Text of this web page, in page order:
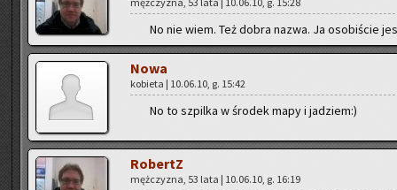
No nie wiem. Też dobra nazwa. Ja oso­bi­ście
Nowa
ko­bie­ta | 10.06.10, g. 15:42
No to szpil­ka w śro­dek mapy i ja­dziem:)
Ro­bertZ
męż­czy­zna, 53 lata | 10.06.10, g. 16:19